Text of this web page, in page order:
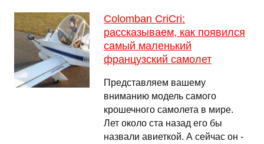
Colomban CriCri:
рассказываем, как появился
самый маленький
французский самолет
Представляем вашему
вниманию модель самого
крошечного самолета в мире.
Лет около ста назад его бы
назвали авиеткой. А сейчас он -